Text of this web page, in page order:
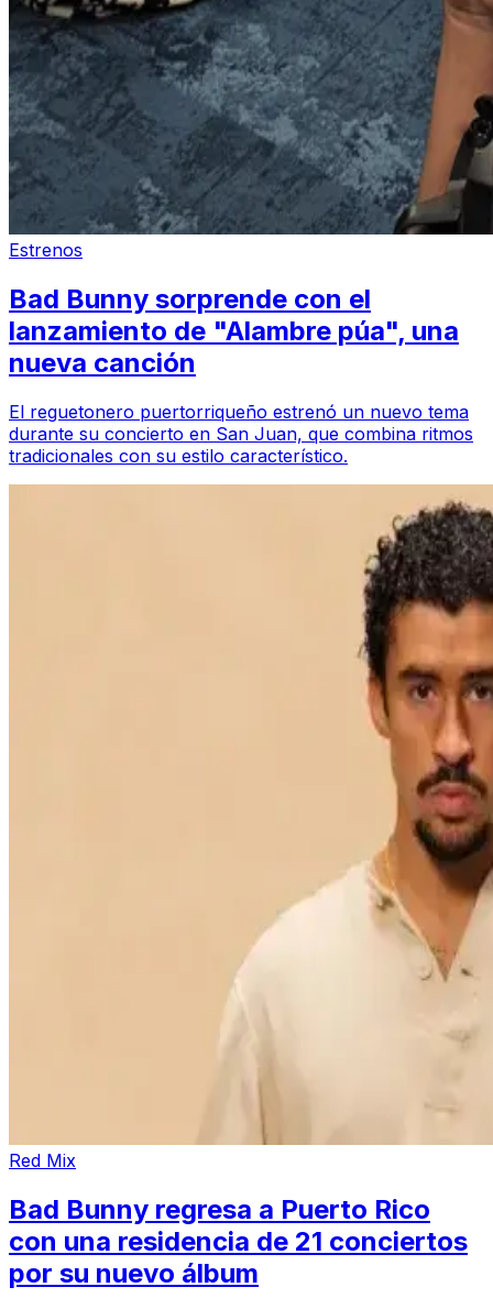
Estrenos
Bad Bunny sorprende con el
lanzamiento de "Alambre púa", una
nueva canción
El reguetonero puertorriqueño estrenó un nuevo tema
durante su concierto en San Juan, que combina ritmos
tradicionales con su estilo característico.
Red Mix
Bad Bunny regresa a Puerto Rico
con una residencia de 21 conciertos
por su nuevo álbum